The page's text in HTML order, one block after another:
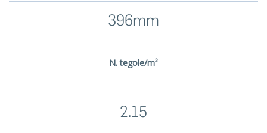
396mm
N. tegole/m²
2.15